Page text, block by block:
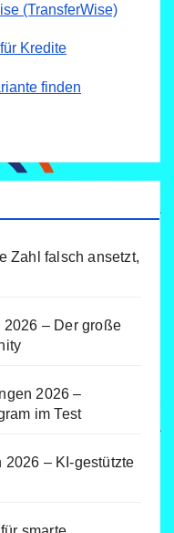
(TransferWise)
Kredite
finden
Zahl falsch ansetzt,
2026 – Der große
2026 –
im Test
2026 – KI-gestützte